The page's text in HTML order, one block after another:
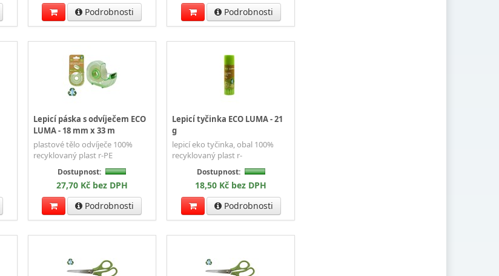
Podrobnosti
Podrobnosti
Lepicí páska s odvíječem ECO
LUMA - 18 mm x 33 m
plastové tělo odvíječe 100%
recyklovaný plast r-PE
Dostupnost:
27,70 Kč bez DPH
Podrobnosti
Lepicí tyčinka ECO LUMA - 21
g
lepicí eko tyčinka, obal 100%
recyklovaný plast r-
Dostupnost:
18,50 Kč bez DPH
Podrobnosti